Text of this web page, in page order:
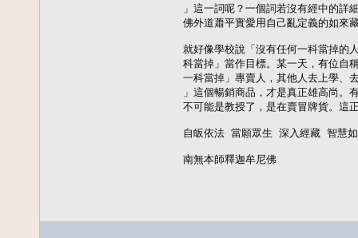
」這一詞呢？一個詞若沒有經中的詳
佛外道蕭平實愛用自己亂定義的如來
就好像學校說「沒有任何一科當掉的
科當掉」當作目標。某一天，有位自
一科當掉」專賣人，其他人去上學、
」這個暢銷商品，才是真正雄高尚。
不可能是教授了，是在賣冒牌貨。這
自皈依法 當願眾生 深入經藏 智慧
南無本師釋迦牟尼佛